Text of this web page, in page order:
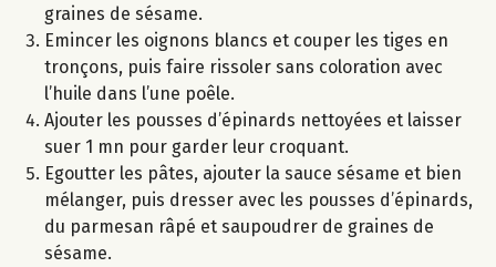
graines de sésame.
Emincer les oignons blancs et couper les tiges en
tronçons, puis faire rissoler sans coloration avec
l’huile dans l’une poêle.
Ajouter les pousses d’épinards nettoyées et laisser
suer 1 mn pour garder leur croquant.
Egoutter les pâtes, ajouter la sauce sésame et bien
mélanger, puis dresser avec les pousses d’épinards,
du parmesan râpé et saupoudrer de graines de
sésame.